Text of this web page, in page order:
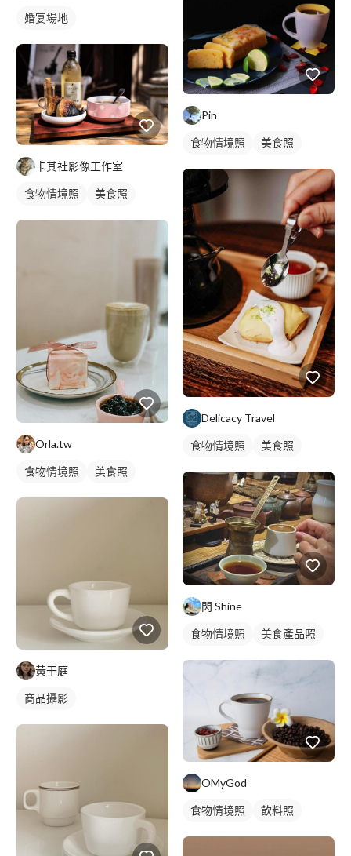
婚宴場地
卡其社影像工作室
食物情境照 美食照
Orla.tw
食物情境照 美食照
黃于庭
商品攝影
Pin
食物情境照 美食照
Delicacy Travel
食物情境照 美食照
閃 Shine
食物情境照 美食產品照
OMyGod
食物情境照 飲料照